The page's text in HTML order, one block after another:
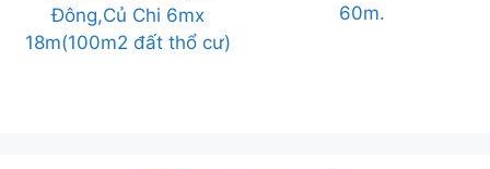
Đông,Củ Chi 6mx
18m(100m2 đất thổ cư)
60m.